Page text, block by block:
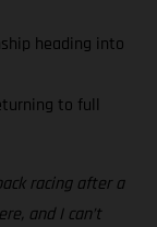
heading into
to full
racing after a
and I can’t